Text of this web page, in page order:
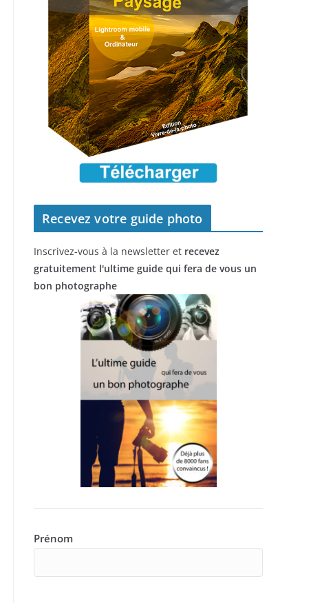
Recevez votre guide photo
Inscrivez-vous à la newsletter et recevez
gratuitement l'ultime guide qui fera de vous un
bon photographe
Prénom